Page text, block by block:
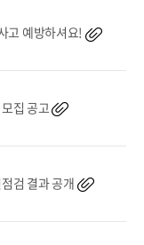
고 예방하셔요!
집 공고
검 결과 공개